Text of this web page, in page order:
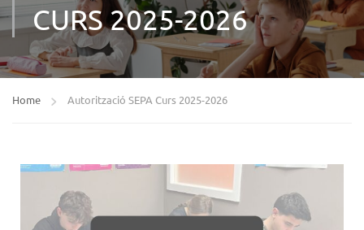
CURS 2025-2026
Home Autorització SEPA Curs 2025-2026